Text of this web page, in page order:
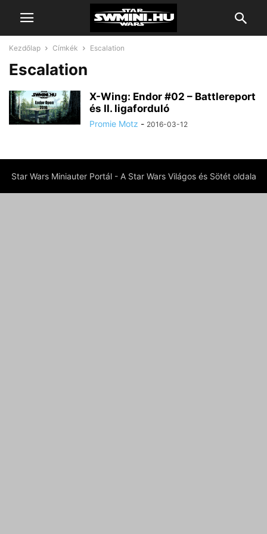
Kezdőlap Címkék Escalation
Escalation
X-Wing: Endor #02 – Battlereport
és II. ligaforduló
Promie Motz - 2016-03-12
Star Wars Miniauter Portál - A Star Wars Világos és Sötét oldala